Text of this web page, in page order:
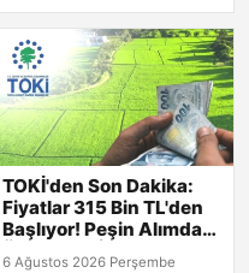
TOKİ'den Son Dakika:
Fiyatlar 315 Bin TL'den
Başlıyor! Peşin Alımda
Üst Düzey İndirim!
6 Ağustos 2026 Perşembe